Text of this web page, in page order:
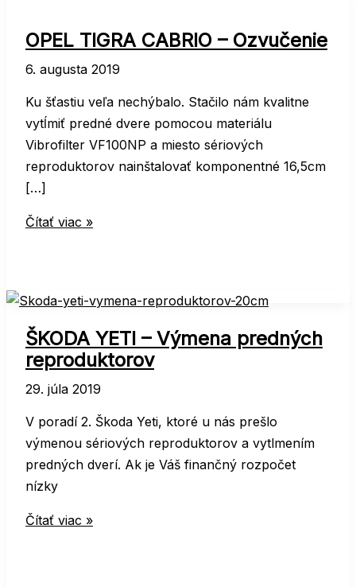
OPEL TIGRA CABRIO – Ozvučenie
6. augusta 2019
Ku šťastiu veľa nechýbalo. Stačilo nám kvalitne
vytĺmiť predné dvere pomocou materiálu
Vibrofilter VF100NP a miesto sériových
reproduktorov nainštalovať komponentné 16,5cm
[…]
OPEL
Ozvučenie
Čítať viac »
ŠKODA YETI – Výmena predných
reproduktorov
29. júla 2019
V poradí 2. Škoda Yeti, ktoré u nás prešlo
výmenou sériových reproduktorov a vytlmením
predných dverí. Ak je Váš finančný rozpočet
nízky
ŠKODA
Čítať viac »